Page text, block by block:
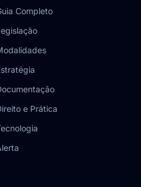
Completo
e Prática